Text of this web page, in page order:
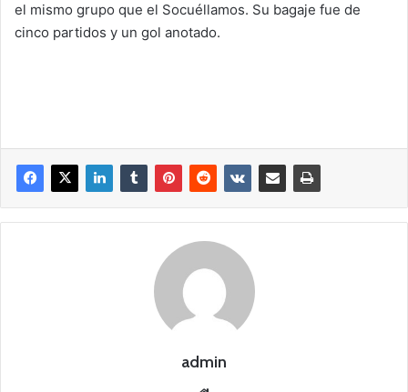
el mismo grupo que el Socuéllamos. Su bagaje fue de
cinco partidos y un gol anotado.
admin